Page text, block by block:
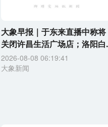
大象早报｜于东来直播中称将
关闭许昌生活广场店；洛阳白
2026-08-08 06:19:41
大象新闻